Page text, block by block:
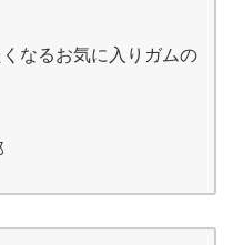
なるお気に入りガムの